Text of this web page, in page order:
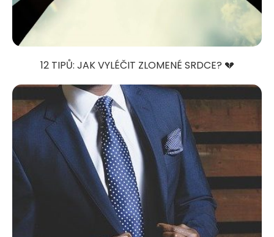
12 TIPŮ: JAK VYLÉČIT ZLOMENÉ SRDCE? 💔